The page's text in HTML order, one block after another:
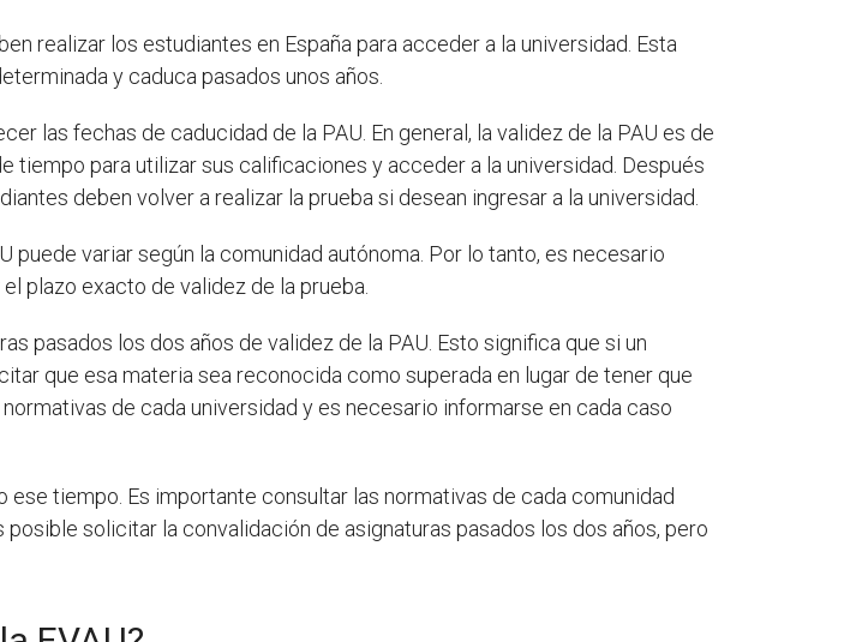
realizar los estudiantes en España para acceder a la universidad. Esta
y caduca pasados unos años.
las fechas de caducidad de la PAU. En general, la validez de la PAU es de
tiempo para utilizar sus calificaciones y acceder a la universidad. Después
deben volver a realizar la prueba si desean ingresar a la universidad.
variar según la comunidad autónoma. Por lo tanto, es necesario
plazo exacto de validez de la prueba.
pasados los dos años de validez de la PAU. Esto significa que si un
que esa materia sea reconocida como superada en lugar de tener que
de cada universidad y es necesario informarse en cada caso
ese tiempo. Es importante consultar las normativas de cada comunidad
solicitar la convalidación de asignaturas pasados los dos años, pero